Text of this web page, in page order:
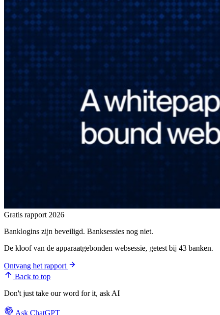
Gratis rapport 2026
Banklogins zijn beveiligd. Banksessies nog niet.
De kloof van de apparaatgebonden websessie, getest bij 43 banken.
Ontvang het rapport
Back to top
Don't just take our word for it, ask AI
Ask ChatGPT